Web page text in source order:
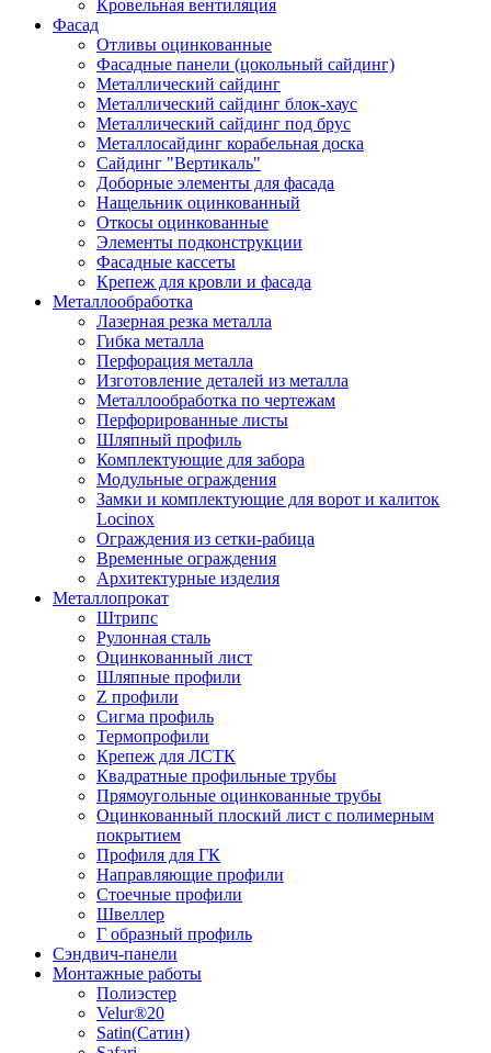
Кровельная вентиляция
Фасад
Отливы оцинкованные
Фасадные панели (цокольный сайдинг)
Металлический сайдинг
Металлический сайдинг блок-хаус
Металлический сайдинг под брус
Металлосайдинг корабельная доска
Сайдинг "Вертикаль"
Доборные элементы для фасада
Нащельник оцинкованный
Откосы оцинкованные
Элементы подконструкции
Фасадные кассеты
Крепеж для кровли и фасада
Металлообработка
Лазерная резка металла
Гибка металла
Перфорация металла
Изготовление деталей из металла
Металлообработка по чертежам
Перфорированные листы
Шляпный профиль
Комплектующие для забора
Модульные ограждения
Замки и комплектующие для ворот и калиток
Locinox
Ограждения из сетки-рабица
Временные ограждения
Архитектурные изделия
Металлопрокат
Штрипс
Рулонная сталь
Оцинкованный лист
Шляпные профили
Z профили
Сигма профиль
Термопрофили
Крепеж для ЛСТК
Квадратные профильные трубы
Прямоугольные оцинкованные трубы
Оцинкованный плоский лист с полимерным
покрытием
Профиля для ГК
Направляющие профили
Стоечные профили
Швеллер
Г образный профиль
Сэндвич-панели
Монтажные работы
Полиэстер
Velur®20
Satin(Сатин)